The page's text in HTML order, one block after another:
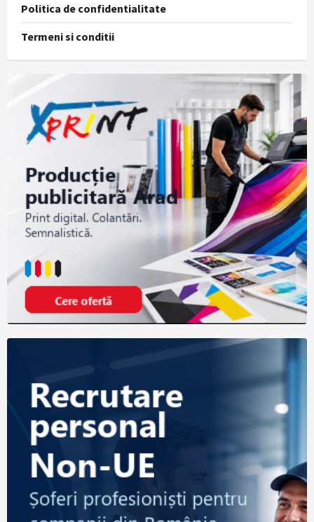
Politica de confidentialitate
Termeni si conditii